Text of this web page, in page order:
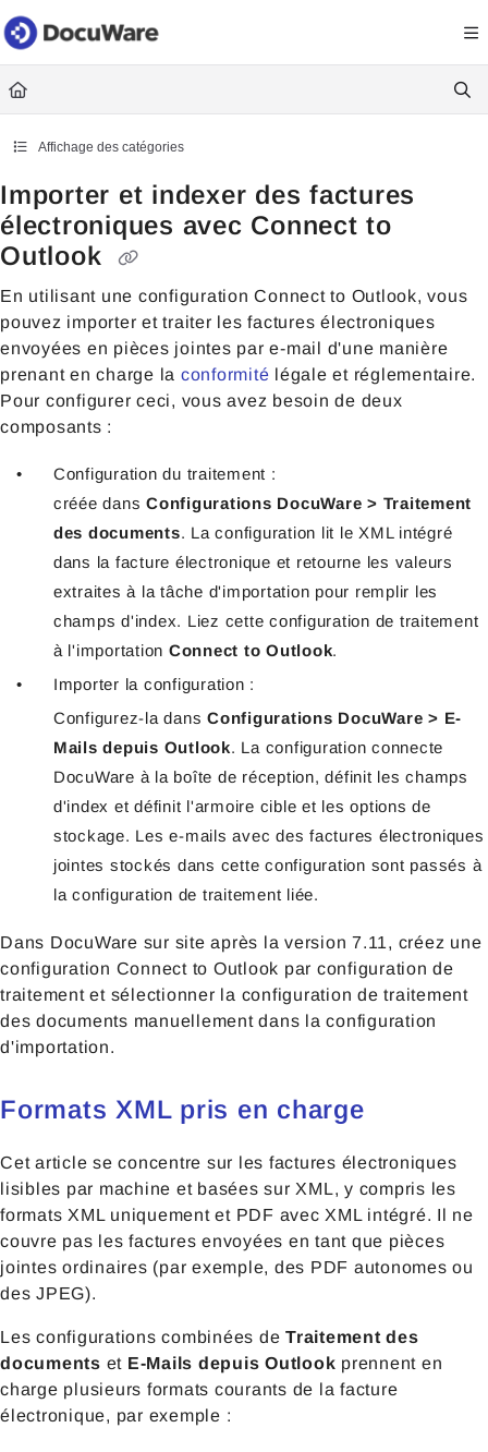
Documentation Index
Fetch the complete documentation index at: https://
Use this file to discover all available pages before exploring further.
Affichage des catégories
Importer et indexer des factures
électroniques avec Connect to
Outlook
En utilisant une configuration Connect to Outlook, vous
pouvez importer et traiter les factures électroniques
envoyées en pièces jointes par e-mail d'une manière
prenant en charge la conformité légale et réglementaire.
Pour configurer ceci, vous avez besoin de deux
composants :
Configuration du traitement :
créée dans Configurations DocuWare > Traitement
des documents. La configuration lit le XML intégré
dans la facture électronique et retourne les valeurs
extraites à la tâche d'importation pour remplir les
champs d'index. Liez cette configuration de traitement
à l'importation Connect to Outlook.
Importer la configuration :
Configurez-la dans Configurations DocuWare > E-
Mails depuis Outlook. La configuration connecte
DocuWare à la boîte de réception, définit les champs
d'index et définit l'armoire cible et les options de
stockage. Les e-mails avec des factures électroniques
jointes stockés dans cette configuration sont passés à
la configuration de traitement liée.
Dans DocuWare sur site après la version 7.11, créez une
configuration Connect to Outlook par configuration de
traitement et sélectionner la configuration de traitement
des documents manuellement dans la configuration
d'importation.
Formats XML pris en charge
Cet article se concentre sur les factures électroniques
lisibles par machine et basées sur XML, y compris les
formats XML uniquement et PDF avec XML intégré. Il ne
couvre pas les factures envoyées en tant que pièces
jointes ordinaires (par exemple, des PDF autonomes ou
des JPEG).
Les configurations combinées de Traitement des
documents et E-Mails depuis Outlook prennent en
charge plusieurs formats courants de la facture
électronique, par exemple :